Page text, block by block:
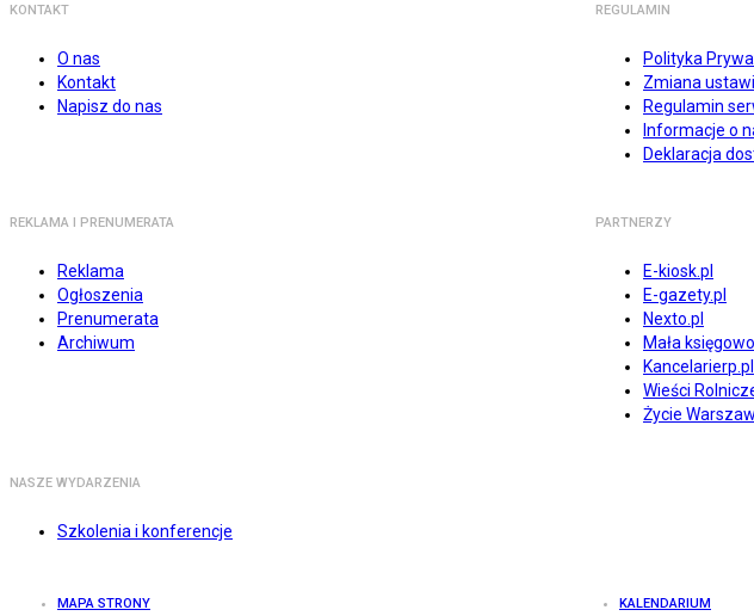
KONTAKT
O nas
Kontakt
Napisz do nas
REGULAMIN
Polityka
Zmiana
Regulamin
Informacje o
Deklaracja
REKLAMA I PRENUMERATA
Reklama
Ogłoszenia
Prenumerata
Archiwum
PARTNERZY
E-kiosk.pl
E-gazety.pl
Nexto.pl
Mała
Kancelarierp.pl
Wieści
Życie
NASZE WYDARZENIA
Szkolenia i konferencje
MAPA STRONY KALENDARIUM